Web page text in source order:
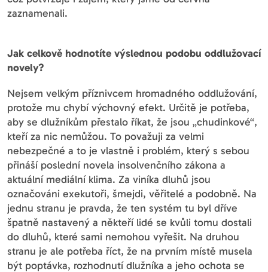
zaznamenali.
Jak celkově hodnotíte výslednou podobu oddlužovací
novely?
Nejsem velkým příznivcem hromadného oddlužování,
protože mu chybí výchovný efekt. Určitě je potřeba,
aby se dlužníkům přestalo říkat, že jsou „chudinkové“,
kteří za nic nemůžou. To považuji za velmi
nebezpečné a to je vlastně i problém, který s sebou
přináší poslední novela insolvenčního zákona a
aktuální mediální klima. Za viníka dluhů jsou
označováni exekutoři, šmejdi, věřitelé a podobně. Na
jednu stranu je pravda, že ten systém tu byl dříve
špatně nastavený a někteří lidé se kvůli tomu dostali
do dluhů, které sami nemohou vyřešit. Na druhou
stranu je ale potřeba říct, že na prvním místě musela
být poptávka, rozhodnutí dlužníka a jeho ochota se